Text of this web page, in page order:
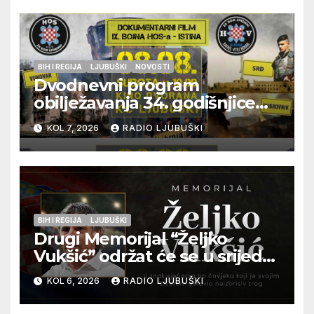
BIH I REGIJA LJUBUŠKI NOVOSTI
Dvodnevni program
obilježavanja 34. godišnjice
pogibije generala Blaža
Kraljevića i osmorice
pripadnika HOS-a
KOL 7, 2026 RADIO LJUBUŠKI
BIH I REGIJA LJUBUŠKI
Drugi Memorijal “Željko
Vukšić” održat će se u srijedu
12. kolovoza u Otoku
KOL 6, 2026 RADIO LJUBUŠKI